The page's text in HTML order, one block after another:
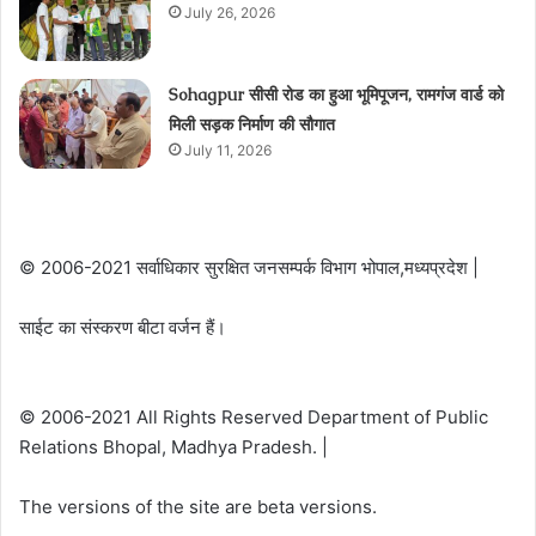
July 26, 2026
Sohagpur सीसी रोड का हुआ भूमिपूजन, रामगंज वार्ड को
मिली सड़क निर्माण की सौगात
July 11, 2026
© 2006-2021 सर्वाधिकार सुरक्षित जनसम्पर्क विभाग भोपाल,मध्यप्रदेश |
साईट का संस्करण बीटा वर्जन हैं।
© 2006-2021 All Rights Reserved Department of Public
Relations Bhopal, Madhya Pradesh. |
The versions of the site are beta versions.